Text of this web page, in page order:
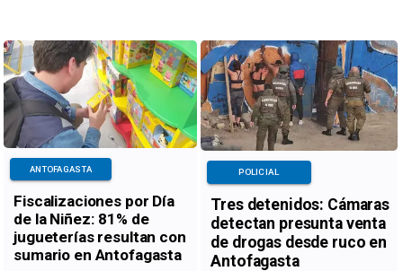
Fiscalizaciones por Día
de la Niñez: 81% de
jugueterías resultan con
sumario en Antofagasta
ANTOFAGASTA
Tres detenidos: Cámaras
detectan presunta venta
de drogas desde ruco en
Antofagasta
POLICIAL